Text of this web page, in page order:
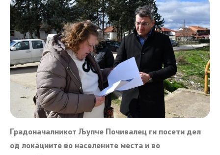
Градоначалникот Љупче Почивалец ги посети дел
од локациите во населените места и во